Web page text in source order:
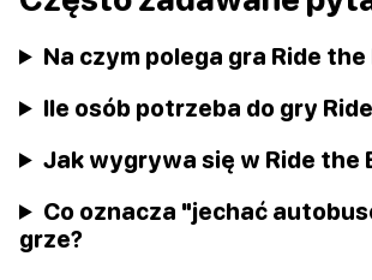
Na czym polega gra Ride the
Ile osób potrzeba do gry
Jak wygrywa się w Ride the
Co oznacza "jechać
grze?